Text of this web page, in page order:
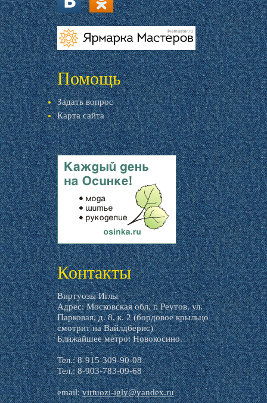
vk.com ok.ru
livemaster.ru
Помощь
Задать вопрос
Карта сайта
livemaster.ru
Контакты
Виртуозы Иглы
Адрес: Московская обл, г. Реутов, ул.
Парковая, д. 8, к. 2 (бордовое крыльцо
смотрит на Вайлдберис)
Ближайшее метро: Новокосино.
Тел.: 8-915-309-90-08
Тел.: 8-903-783-09-68
email:virtuozi-igly@yandex.ru